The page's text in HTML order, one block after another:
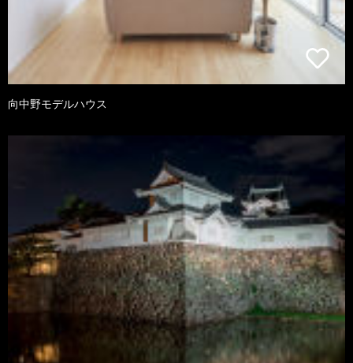
向中野モデルハウス